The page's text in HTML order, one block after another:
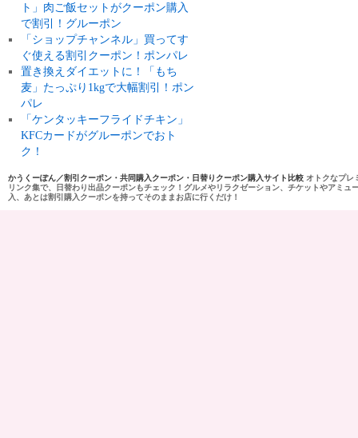
ト」肉ご飯セットがクーポン購入
で割引！グルーポン
「ショップチャンネル」買ってす
ぐ使える割引クーポン！ポンパレ
置き換えダイエットに！「もち
麦」たっぷり1kgで大幅割引！ポン
パレ
「ケンタッキーフライドチキン」
KFCカードがグルーポンでおト
ク！
かうくーぽん／割引クーポン・共同購入クーポン・日替りクーポン購入サイト比較 オトクなプレ
リンク集で、日替わり出品クーポンもチェック！グルメやリラクゼーション、チケットやアミ
入、あとは割引購入クーポンを持ってそのままお店に行くだけ！